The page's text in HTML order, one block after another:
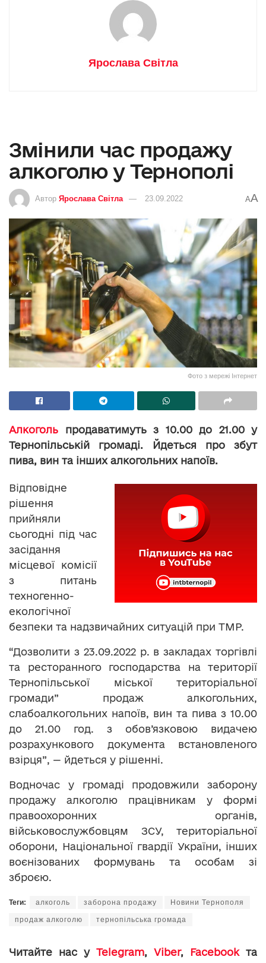
Ярослава Світла
Змінили час продажу
алкоголю у Тернополі
Автор Ярослава Світла 23.09.2022 AA
Фото з мережі Інтернет
Алкоголь продаватимуть з 10.00 до 21.00 у
Тернопільській громаді. Йдеться про збут
пива, вин та інших алкогольних напоїв.
Відповідне
рішення
прийняли
сьогодні під час
засідання
місцевої комісії
з питань
техногенно-
екологічної
безпеки та надзвичайних ситуацій при ТМР.
“Дозволити з 23.09.2022 р. в закладах торгівлі
та ресторанного господарства на території
Тернопільської міської територіальної
громади” продаж алкогольних,
слабоалкогольних напоїв, вин та пива з 10.00
до 21.00 год. з обов’язковою видачею
розрахункового документа встановленого
взірця”, — йдеться у рішенні.
Водночас у громаді продовжили заборону
продажу алкоголю працівникам у формі
правоохоронних органів,
військовослужбовцям ЗСУ, територіальної
оборони, Національної гвардії України, інших
воєнізованих формувань та особам зі
зброєю.
Теги: алкоголь заборона продажу Новини Тернополя
продаж алкоголю тернопільська громада
Читайте нас у Telegram, Viber, Facebookта